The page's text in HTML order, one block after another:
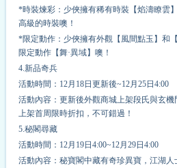
*時裝煉彩：少俠擁有稀有時裝【焰濤瞭雲
高級的時裝噢！
*限定動作：少俠擁有外觀【風間點玉】和
限定動作【舞·異域】噢！
4.新品奇兵
活動時間：12月18日更新後~12月25日4:00
活動內容： 更新後外觀商城上架段氏與玄機
上架首周限時折扣，不可錯過！
5.秘閣尋藏
活動時間：12月19日4:00~12月29日4:00
活動內容：秘寶閣中藏有奇珍異寶，江湖人